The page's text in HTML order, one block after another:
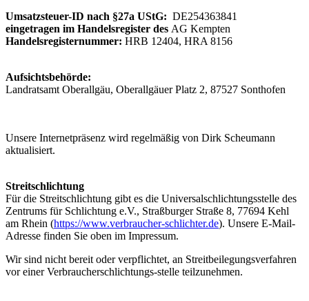
Umsatzsteuer-ID nach §27a UStG: DE254363841
eingetragen im Handelsregister des AG Kempten
Handelsregisternummer: HRB 12404, HRA 8156
Aufsichtsbehörde:
Landratsamt Oberallgäu, Oberallgäuer Platz 2, 87527 Sonthofen
Unsere Internetpräsenz wird regelmäßig von Dirk Scheumann
aktualisiert.
Streitschlichtung
Für die Streitschlichtung gibt es die Universalschlichtungsstelle des
Zentrums für Schlichtung e.V., Straßburger Straße 8, 77694 Kehl
am Rhein (https://www.verbraucher-schlichter.de). Unsere E-Mail-
Adresse finden Sie oben im Impressum.
Wir sind nicht bereit oder verpflichtet, an Streitbeilegungsverfahren
vor einer Verbraucherschlichtungs-stelle teilzunehmen.